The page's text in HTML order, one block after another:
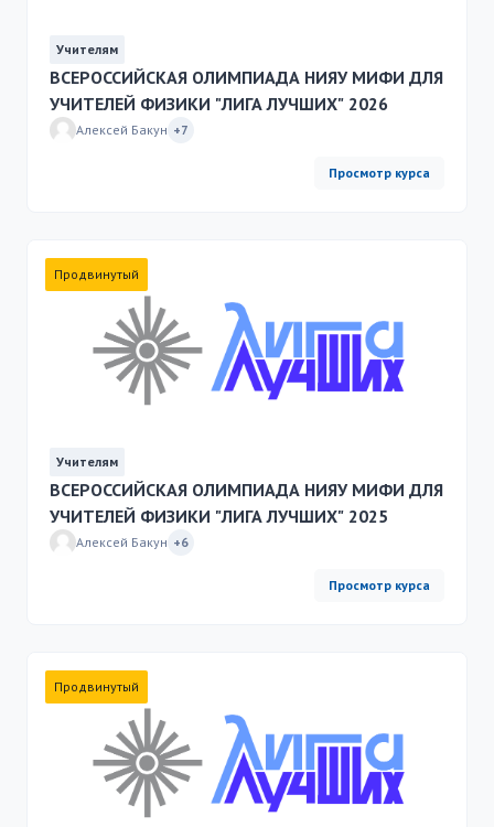
Учителям
ВСЕРОССИЙСКАЯ ОЛИМПИАДА НИЯУ МИФИ ДЛЯ
УЧИТЕЛЕЙ ФИЗИКИ "ЛИГА ЛУЧШИХ" 2026
Алексей Бакун +7
Просмотр курса
Продвинутый
Учителям
ВСЕРОССИЙСКАЯ ОЛИМПИАДА НИЯУ МИФИ ДЛЯ
УЧИТЕЛЕЙ ФИЗИКИ "ЛИГА ЛУЧШИХ" 2025
Алексей Бакун +6
Просмотр курса
Продвинутый